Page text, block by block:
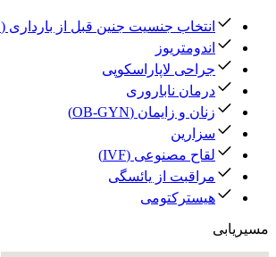
انتخاب جنسیت جنین قبل از بارداری (PGS)
اندومتریوز
جراحی لاپاراسکوپی
درمان ناباروری
زنان و زایمان (OB-GYN)
سزارین
لقاح مصنوعی (IVF)
مراقبت از یائسگی
هیسترکتومی
مسیریابی